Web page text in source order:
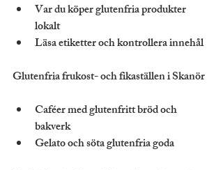
Var du köper glutenfria produkter
lokalt
Läsa etiketter och kontrollera innehål
Glutenfria frukost- och fikaställen i Skanör
Caféer med glutenfritt bröd och
bakverk
Gelato och söta glutenfria goda